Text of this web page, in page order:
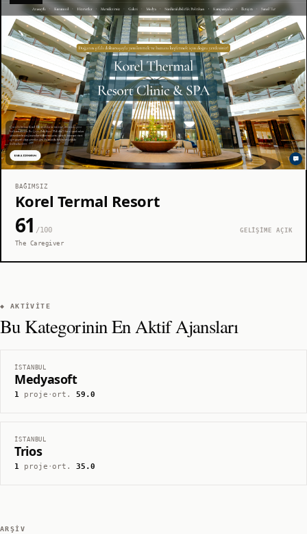
BAĞIMSIZ
Korel Termal Resort
61 /100
GELİŞİME AÇIK
The Caregiver
◆ AKTIVITE
Bu Kategorinin En Aktif Ajansları
İSTANBUL
Medyasoft
1proje ·ort.59.0
İSTANBUL
Trios
1proje ·ort.35.0
ARŞIV